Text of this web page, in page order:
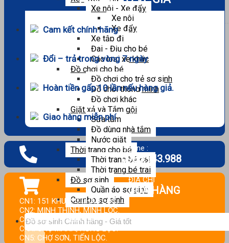
Xe nôi - Xe đẩy
Xe nôi
Xe đẩy
Xe tập đi
Đai - Địu cho bé
Các loại xe khác
Đồ chơi cho bé
Đồ chơi cho trẻ sơ sinh
Đồ chơi thông minh
Đồ chơi khác
Giặt xả và Tắm gội
Sữa tắm
Đồ dùng nhà tắm
Nước giặt
Thời trang cho bé
Thời trang bé gái
Thời trang bé trai
Đồ sơ sinh
Quần áo sơ sinh
Combo sơ sinh
Tìm
kiếm:
Cam kết chính hãng
Đổi – trả trong vòng 7 ngày
Hoàn tiền gấp 10 lần nếu hàng giả.
Giao hàng miễn phí
Hotline :
0965.943.988
ĐỊA CHỈ
CỬA HÀNG
CN1: 151 KHU 2, TT.HẬU LỘC.
CN2: MINH THỊNH, MINH LỘC.
CN3: NGÃ TƯ HOA LỘC.
CN4: CHỢ MÀNH, HƯNG LỘC.
CN5: CHỢ SƠN, TIẾN LỘC.